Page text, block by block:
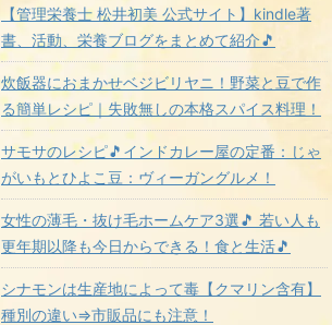
【管理栄養士 松井初美 公式サイト】kindle著
書、活動、栄養ブログをまとめて紹介🎵
炊飯器におまかせベジビリヤニ！野菜と豆で作
る簡単レシピ｜失敗無しの本格スパイス料理！
サモサのレシピ🎵インドカレー屋の定番：じゃ
がいもとひよこ豆：ヴィーガングルメ！
女性の薄毛・抜け毛ホームケア3選🎵 若い人も
更年期以降も今日からできる！食と生活🎵
シナモンは生産地によって毒【クマリン含有】
種別の違い⇒市販品にも注意！